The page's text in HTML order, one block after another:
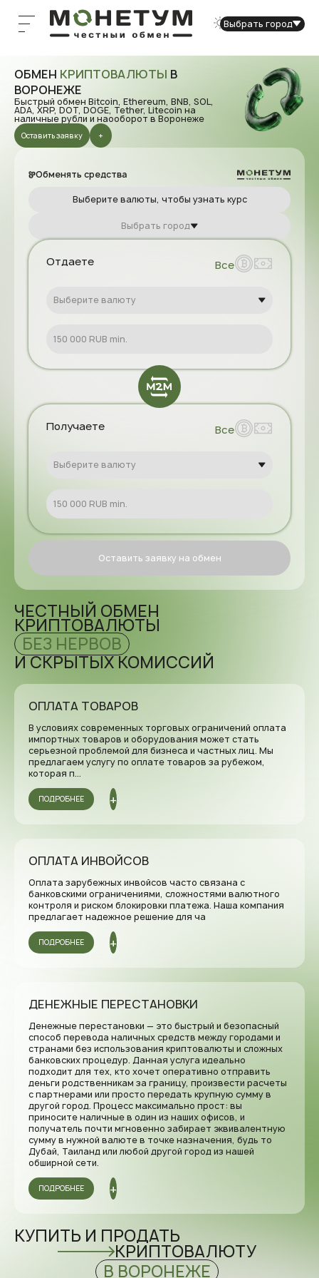
Калькулятор
Другие услуги
AML/KYC
Контакты
Выбрать город
Владивосток
Владимир
Волгоград
Донецк
Екатеринбург
Красноярск
Нижний
Новокузнецк
Новороссийск
Рязань
ОБМЕН КРИПТОВАЛЮТЫ В
ВОРОНЕЖЕ
Быстрый обмен Bitcoin, Ethereum, BNB, SOL,
ADA, XRP, DOT, DOGE, Tether, Litecoin на
наличные рубли и наооборот в Воронеже
Оставить заявку
Обменять средства
Выберите валюты, чтобы узнать курс
Выбрать город
Отдаете Все
Выберите валюту
Получаете Все
Выберите валюту
Оставить заявку на обмен
ЧЕСТНЫЙ ОБМЕН
КРИПТОВАЛЮТЫ
БЕЗ НЕРВОВ
И СКРЫТЫХ КОМИССИЙ
ОПЛАТА ТОВАРОВ
В условиях современных торговых ограничений оплата
импортных товаров и оборудования может стать
серьезной проблемой для бизнеса и частных лиц. Мы
предлагаем услугу по оплате товаров за рубежом,
которая п...
ПОДРОБНЕЕ
ОПЛАТА ИНВОЙСОВ
Оплата зарубежных инвойсов часто связана с
банковскими ограничениями, сложностями валютного
контроля и риском блокировки платежа. Наша компания
предлагает надежное решение для ча
ПОДРОБНЕЕ
ДЕНЕЖНЫЕ ПЕРЕСТАНОВКИ
Денежные перестановки — это быстрый и безопасный
способ перевода наличных средств между городами и
странами без использования криптовалюты и сложных
банковских процедур. Данная услуга идеально
подходит для тех, кто хочет оперативно отправить
деньги родственникам за границу, произвести расчеты
с партнерами или просто передать крупную сумму в
другой город. Процесс максимально прост: вы
приносите наличные в один из наших офисов, и
получатель почти мгновенно забирает эквивалентную
сумму в нужной валюте в точке назначения, будь то
Дубай, Таиланд или любой другой город из нашей
обширной сети.
ПОДРОБНЕЕ
КУПИТЬ И ПРОДАТЬ
КРИПТОВАЛЮТУ
В ВОРОНЕЖЕ